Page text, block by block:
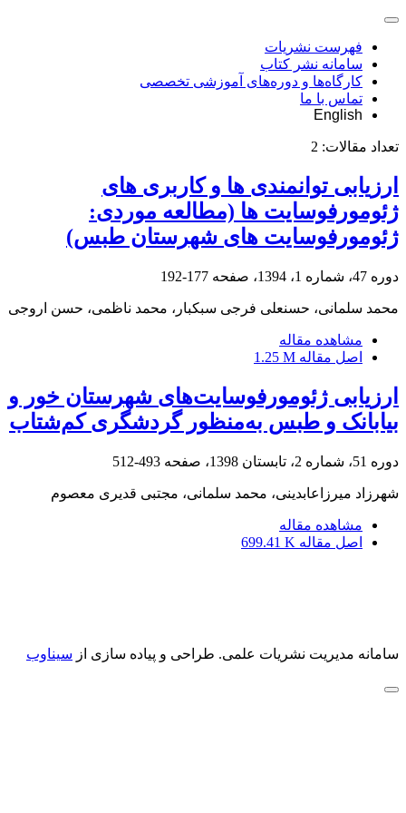
فهرست نشریات
سامانه نشر کتاب
کارگاه‌ها و دوره‌های آموزشی تخصصی
تماس با ما
English
تعداد مقالات: 2
ارزیابی توانمندی ها و کاربری های
ژئومورفوسایت ها (مطالعه موردی:
ژئومورفوسایت های شهرستان طبس)
دوره 47، شماره 1، 1394، صفحه 177-192
محمد سلمانی، حسنعلی فرجی سبکبار، محمد ناظمی، حسن اروجی
مشاهده مقاله
اصل مقاله 1.25 M
ارزیابی ژئومورفوسایت‌های شهرستان خور و
بیابانک و طبس به‌منظور گردشگری کم‌شتاب
دوره 51، شماره 2، تابستان 1398، صفحه 493-512
شهرزاد میرزاعابدینی، محمد سلمانی، مجتبی قدیری معصوم
مشاهده مقاله
اصل مقاله 699.41 K
سامانه مدیریت نشریات علمی. طراحی و پیاده سازی از سیناوب